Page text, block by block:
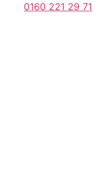
0160 221 29 71